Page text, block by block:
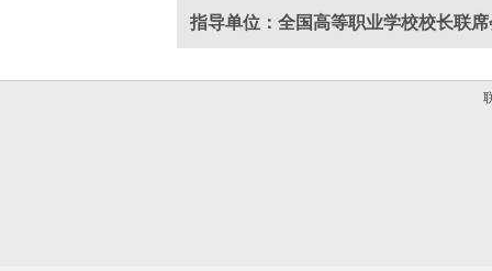
指导单位：全国高等职业学校校长联